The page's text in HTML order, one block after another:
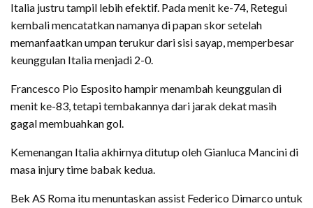
Italia justru tampil lebih efektif. Pada menit ke-74, Retegui
kembali mencatatkan namanya di papan skor setelah
memanfaatkan umpan terukur dari sisi sayap, memperbesar
keunggulan Italia menjadi 2-0.
Francesco Pio Esposito hampir menambah keunggulan di
menit ke-83, tetapi tembakannya dari jarak dekat masih
gagal membuahkan gol.
Kemenangan Italia akhirnya ditutup oleh Gianluca Mancini di
masa injury time babak kedua.
Bek AS Roma itu menuntaskan assist Federico Dimarco untuk